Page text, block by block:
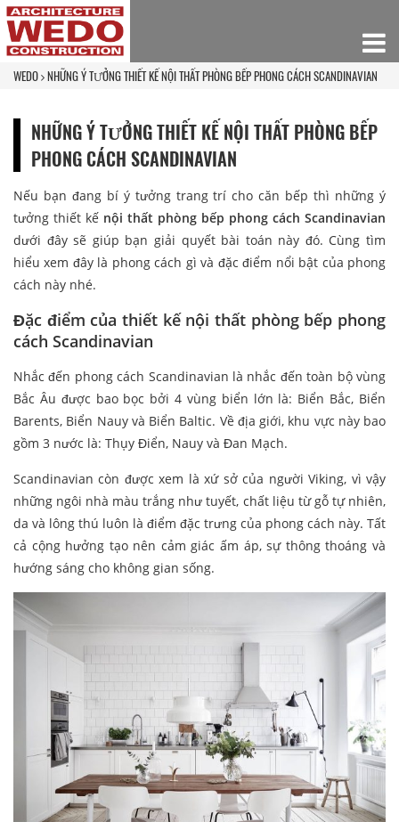
WEDO NHỮNG Ý TƯỞNG THIẾT KẾ NỘI THẤT PHÒNG BẾP PHONG CÁCH SCANDINAVIAN
NHỮNG Ý TƯỞNG THIẾT KẾ NỘI THẤT PHÒNG BẾP
PHONG CÁCH SCANDINAVIAN
Nếu bạn đang bí ý tưởng trang trí cho căn bếp thì những ý
tưởng thiết kế nội thất phòng bếp phong cách Scandinavian
dưới đây sẽ giúp bạn giải quyết bài toán này đó. Cùng tìm
hiểu xem đây là phong cách gì và đặc điểm nổi bật của phong
cách này nhé.
Đặc điểm của thiết kế nội thất phòng bếp phong
cách Scandinavian
Nhắc đến phong cách Scandinavian là nhắc đến toàn bộ vùng
Bắc Âu được bao bọc bởi 4 vùng biển lớn là: Biển Bắc, Biển
Barents, Biển Nauy và Biển Baltic. Về địa giới, khu vực này bao
gồm 3 nước là: Thụy Điển, Nauy và Đan Mạch.
Scandinavian còn được xem là xứ sở của người Viking, vì vậy
những ngôi nhà màu trắng như tuyết, chất liệu từ gỗ tự nhiên,
da và lông thú luôn là điểm đặc trưng của phong cách này. Tất
cả cộng hưởng tạo nên cảm giác ấm áp, sự thông thoáng và
hướng sáng cho không gian sống.